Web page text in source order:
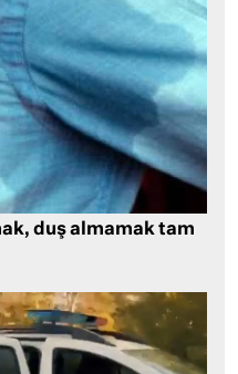
duş almamak tam